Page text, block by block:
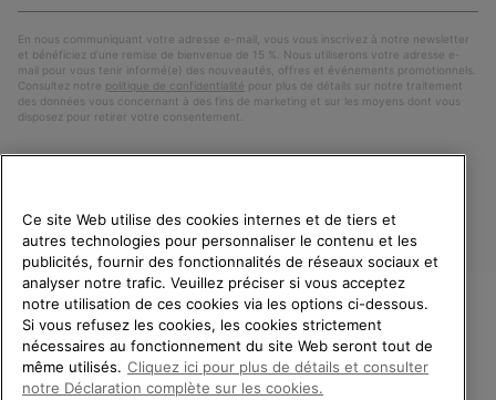
En nous communiquant votre adresse e-mail, vous vous inscrivez à notre newsletter
et bénéficiez d’une remise de bienvenue de 15 %. Nous utiliserons votre adresse e-
mail pour vous tenir informé(e) des nouveautés, offres et événements promotionnels.
Consultez notre politique de confidentialité pour plus de détails sur notre traitement
des données vous concernant à des fins de marketing et sur les moyens dont vous
disposez pour retirer votre consentement.
France
©2026 SOREL. Tous droits réservés.
BIENVENUE CHEZ SOREL.
VEUILLEZ SÉLECTIONNER
VOTRE PAYS DE LIVRAISON.
Ce site Web utilise des cookies internes et de tiers et
autres technologies pour personnaliser le contenu et les
publicités, fournir des fonctionnalités de réseaux sociaux et
analyser notre trafic. Veuillez préciser si vous acceptez
notre utilisation de ces cookies via les options ci-dessous.
Si vous refusez les cookies, les cookies strictement
nécessaires au fonctionnement du site Web seront tout de
même utilisés. Cliquez ici pour plus de détails et consulter
notre Déclaration complète sur les cookies.